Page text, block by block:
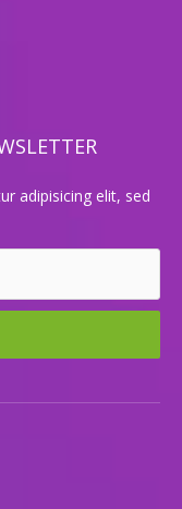
adipisicing elit, sed